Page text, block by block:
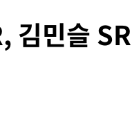
김민슬